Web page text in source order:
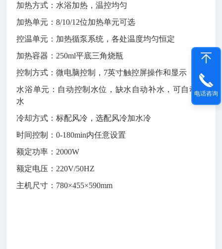
加热方式：水浴加热，温控均匀
加热单元：8/10/12位加热单元可选
控温单元：加热循泵系统，各处温度均匀恒定
加热容器： 250ml平底三角烧瓶
控制方式：微电脑控制， 7英寸触控屏操作和显示
水浴单元：自动控制水位，缺水自动补水，可自动排
水
冷却方式：标配风冷，选配风冷加水冷
时间控制：0-180min内任意设置
额定功率： 2000W
额定电压： 220V/50HZ
主机尺寸： 780×455×590mm
电话咨询